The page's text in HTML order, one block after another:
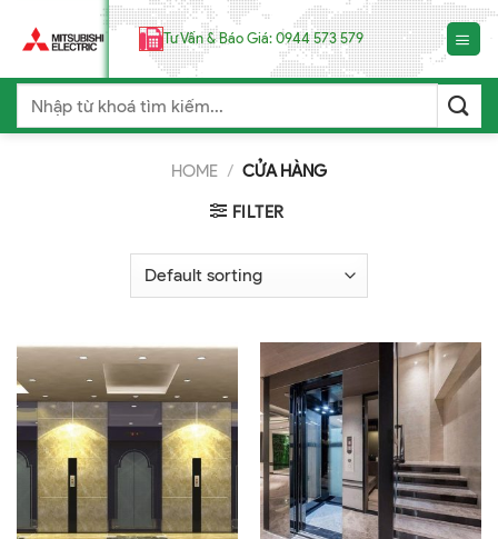
đến
Tư Vấn & Báo Giá: 0944 573 579
HOME / CỬA HÀNG
FILTER